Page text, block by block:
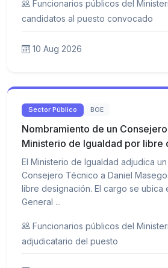
Funcionarios públicos del
candidatos al puesto convocado
10 Aug 2026
Sector Público BOE
Nombramiento de un
Ministerio de Igualdad por libre
El Ministerio de Igualdad adjudica
Consejero Técnico a Daniel
libre designación. El cargo se ubica
General ...
Funcionarios públicos del
adjudicatario del puesto